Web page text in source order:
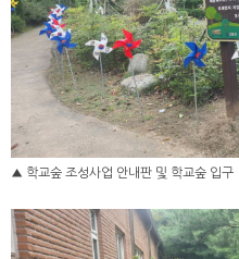
▲ 학교숲 조성사업 안내판 및 학교숲 입구